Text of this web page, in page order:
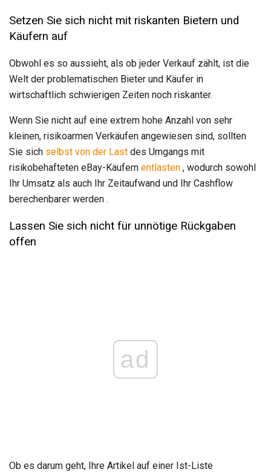
Setzen Sie sich nicht mit riskanten Bietern und
Käufern auf
Obwohl es so aussieht, als ob jeder Verkauf zählt, ist die
Welt der problematischen Bieter und Käufer in
wirtschaftlich schwierigen Zeiten noch riskanter.
Wenn Sie nicht auf eine extrem hohe Anzahl von sehr
kleinen, risikoarmen Verkäufen angewiesen sind, sollten
Sie sich selbst von der Last des Umgangs mit
risikobehafteten eBay-Käufern entlasten , wodurch sowohl
Ihr Umsatz als auch Ihr Zeitaufwand und Ihr Cashflow
berechenbarer werden .
Lassen Sie sich nicht für unnötige Rückgaben
offen
ad
Ob es darum geht, Ihre Artikel auf einer Ist-Liste